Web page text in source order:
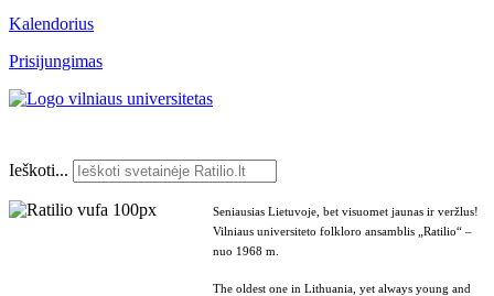
Kalendorius
Prisijungimas
Ieškoti...
Seniausias Lietuvoje, bet visuomet jaunas ir veržlus!
Vilniaus universiteto folkloro ansamblis „Ratilio“ –
nuo 1968 m.
The oldest one in Lithuania, yet always young and